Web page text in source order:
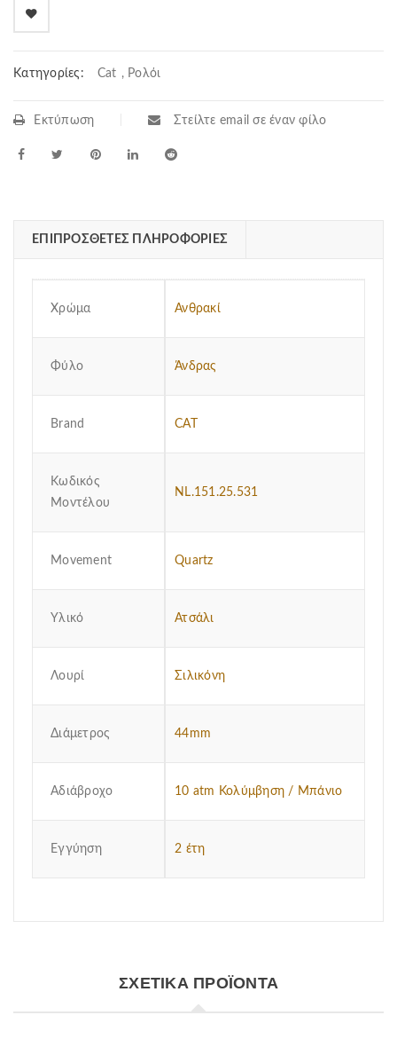
Κατηγορίες: Cat , Ρολόι
Εκτύπωση Στείλτε email σε έναν φίλο
ΕΠΙΠΡΌΣΘΕΤΕΣ ΠΛΗΡΟΦΟΡΊΕΣ
Χρώμα Ανθρακί
Φύλο Άνδρας
Brand CAT
Κωδικός
Μοντέλου
NL.151.25.531
Μovement Quartz
Υλικό Ατσάλι
Λουρί Σιλικόνη
Διάμετρος 44mm
Αδιάβροχο 10 atm Κολύμβηση / Μπάνιο
Εγγύηση 2 έτη
ΣΧΕΤΙΚΆ ΠΡΟΪΌΝΤΑ